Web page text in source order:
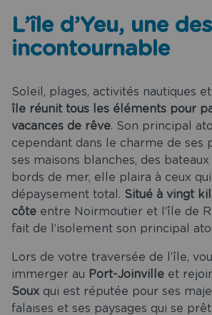
L’île d’Yeu, une
incontournable
Soleil, plages, activités nautiques
île réunit tous les éléments pour
vacances de rêve. Son principal
cependant dans le charme de ses
ses maisons blanches, des
bords de mer, elle plaira à ceux
dépaysement total. Situé à vingt
côte entre Noirmoutier et l’île de
fait de l’isolement son principal
Lors de votre traversée de l’île,
immerger au Port-Joinville et
Soux qui est réputée pour ses
falaises et ses paysages qui se